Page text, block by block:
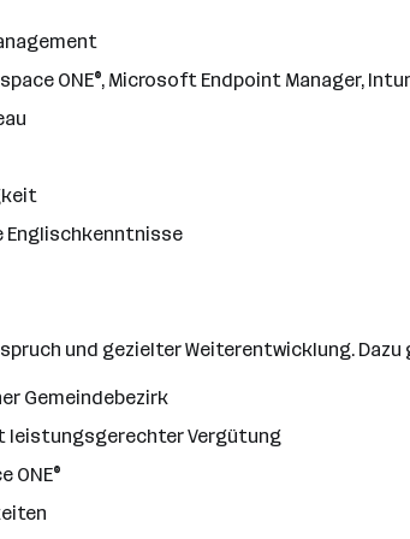
ONE®, Microsoft Endpoint Manager,
Englischkenntnisse
und gezielter Weiterentwicklung. Dazu
Gemeindebezirk
leistungsgerechter Vergütung
ONE®